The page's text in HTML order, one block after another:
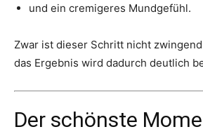
und ein cremigeres Mundgefühl.
Zwar ist dieser Schritt nicht
das Ergebnis wird dadurch deutlich
Der schönste